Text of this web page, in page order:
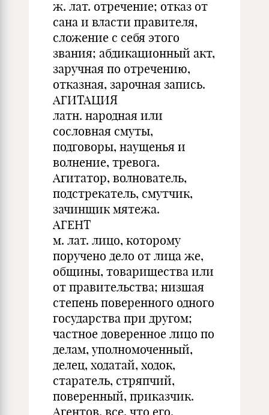
ж. лат. отречение; отказ от
сана и власти правителя,
сложение с себя этого
звания; абдикационный акт,
заручная по отречению,
отказная, зарочная запись.
АГИТАЦИЯ
латн. народная или
сословная смуты,
подговоры, наущенья и
волнение, тревога.
Агитатор, волнователь,
подстрекатель, смутчик,
зачинщик мятежа.
АГЕНТ
м. лат. лицо, которому
поручено дело от лица же,
общины, товарищества или
от правительства; низшая
степень поверенного одного
государства при другом;
частное доверенное лицо по
делам, уполномоченный,
делец, ходатай, ходок,
старатель, стряпчий,
поверенный, приказчик.
Агентов, все, что его.